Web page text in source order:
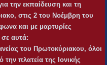
την εκπαίδευση και τη
στις 2 του Νοέμβρη του
και με μαρτυρίες
αυτά:
του Πρωτοκύριακου, όλοι
την πλατεία της Ιονικής